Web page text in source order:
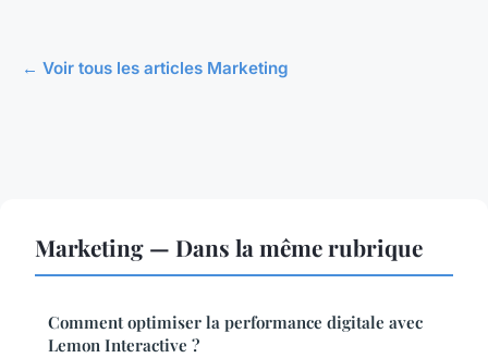
← Voir tous les articles Marketing
Marketing — Dans la même rubrique
Comment optimiser la performance digitale avec
Lemon Interactive ?